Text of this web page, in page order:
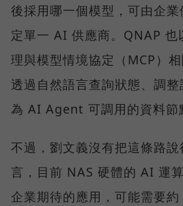
後採用哪一個模型，可由企
定單一 AI 供應商。QNAP
理與模型情境協定（MCP）
透過自然語言查詢狀態、調
為 AI Agent 可調用的資料節
不過，劉文義沒有把這條路說
言，目前 NAS 硬體的 AI 運
企業期待的應用，可能需要